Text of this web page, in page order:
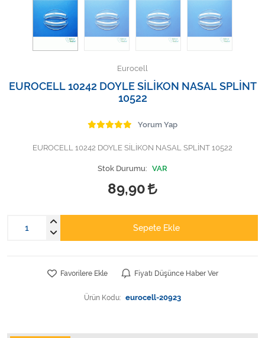
Sarf Malzemeleri
Sarf Malzemeleri
Eurocell
EUROCELL 10242 DOYLE SİLİKON NASAL SPLİNT
10522
Yorum Yap
EUROCELL 10242 DOYLE SİLİKON NASAL SPLİNT 10522
Stok Durumu: VAR
89,90
Sepete Ekle
Favorilere Ekle Fiyatı Düşünce Haber Ver
Ürün Kodu: eurocell-20923